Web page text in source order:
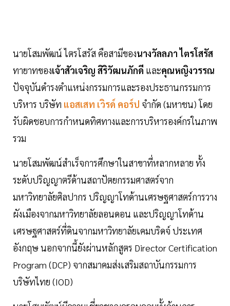
นายโสมพัฒน์ ไตรโสรัส คือสามีของนางวัลลภา ไตรโสรัส
ทายาทของเจ้าสัวเจริญ สิริวัฒนภักดี และคุณหญิงวรรณ
ปัจจุบันดำรงตำแหน่งกรรมการและรองประธานกรรมการ
บริหาร บริษัท แอสเสท เวิรด์ คอร์ป จำกัด (มหาชน) โดย
รับผิดชอบการกำหนดทิศทางและการบริหารองค์กรในภาพ
รวม
นายโสมพัฒน์สำเร็จการศึกษาในสาขาที่หลากหลาย ทั้ง
ระดับปริญญาตรีด้านสถาปัตยกรรมศาสตร์จาก
มหาวิทยาลัยศิลปากร ปริญญาโทด้านเศรษฐศาสตร์การวาง
ผังเมืองจากมหาวิทยาลัยลอนดอน และปริญญาโทด้าน
เศรษฐศาสตร์ที่ดินจากมหาวิทยาลัยเคมบริดจ์ ประเทศ
อังกฤษ นอกจากนี้ยังผ่านหลักสูตร Director Certification
Program (DCP) จากสมาคมส่งเสริมสถาบันกรรมการ
บริษัทไทย (IOD)